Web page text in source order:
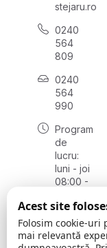
stejaru.ro
0240
564
809
0240
564
990
Program
de
lucru:
luni - joi
08:00 -
vineri
08:00 -
14:00
Acest site
Folosim cookie-uri
mai relevantă